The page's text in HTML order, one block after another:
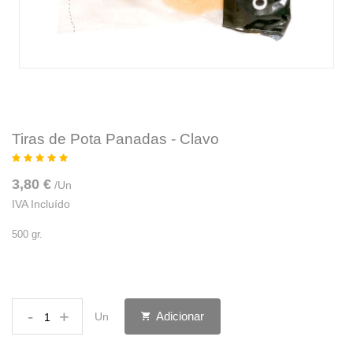
Tiras de Pota Panadas - Clavo
3,80 € /Un
IVA Incluído
500 gr.
- + Un Adicionar